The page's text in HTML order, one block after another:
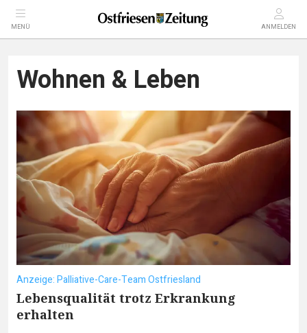
MENÜ ANMELDEN
Wohnen & Leben
Anzeige: Palliative-Care-Team Ostfriesland
Lebensqualität trotz Erkrankung
erhalten